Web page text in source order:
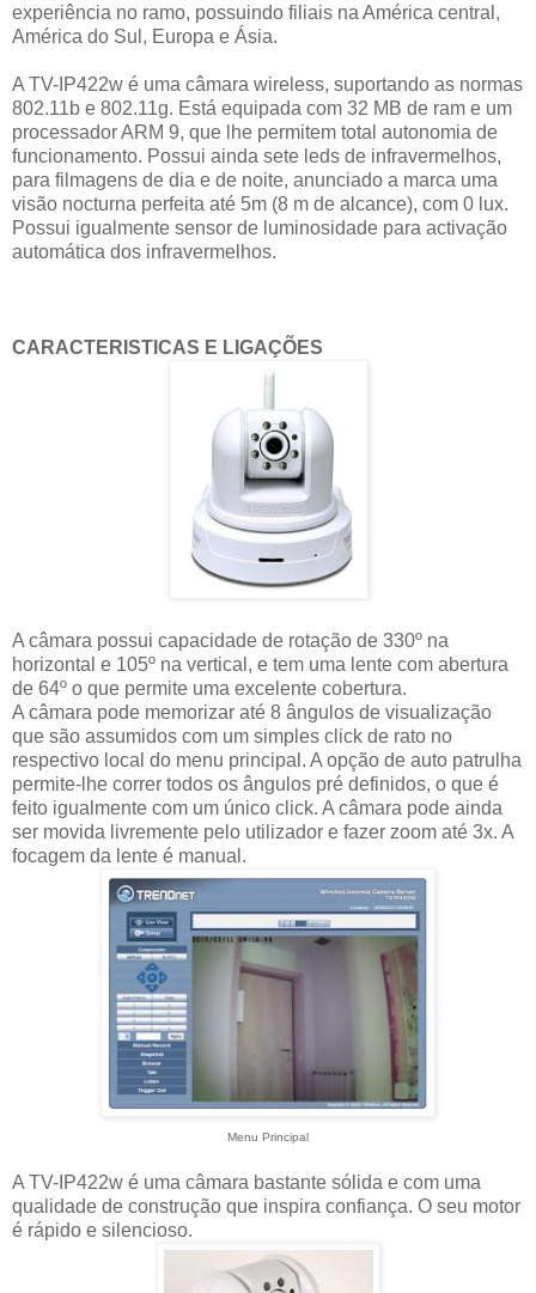
experiência no ramo, possuindo filiais na América central,
América do Sul, Europa e Ásia.
A TV-IP422w é uma câmara wireless, suportando as normas
802.11b e 802.11g. Está equipada com 32 MB de ram e um
processador ARM 9, que lhe permitem total autonomia de
funcionamento. Possui ainda sete leds de infravermelhos,
para filmagens de dia e de noite, anunciado a marca uma
visão nocturna perfeita até 5m (8 m de alcance), com 0 lux.
Possui igualmente sensor de luminosidade para activação
automática dos infravermelhos.
CARACTERISTICAS E LIGAÇÕES
A câmara possui capacidade de rotação de 330º na
horizontal e 105º na vertical, e tem uma lente com abertura
de 64º o que permite uma excelente cobertura.
A câmara pode memorizar até 8 ângulos de visualização
que são assumidos com um simples click de rato no
respectivo local do menu principal. A opção de auto patrulha
permite-lhe correr todos os ângulos pré definidos, o que é
feito igualmente com um único click. A câmara pode ainda
ser movida livremente pelo utilizador e fazer zoom até 3x. A
focagem da lente é manual.
Menu Principal
A TV-IP422w é uma câmara bastante sólida e com uma
qualidade de construção que inspira confiança. O seu motor
é rápido e silencioso.